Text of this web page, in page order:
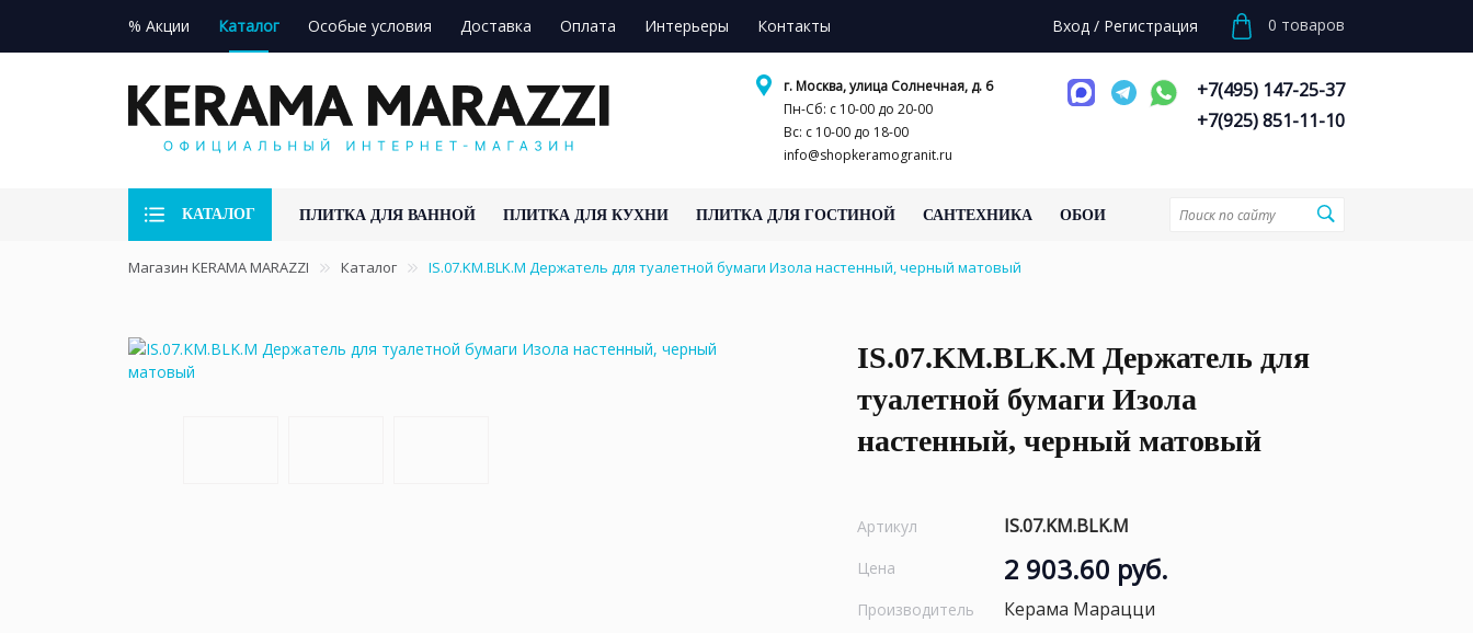
% Акции Каталог Особые условия Доставка Оплата Интерьеры Контакты Вход / Регистрация 0 товаров
г. Москва, улица Солнечная, д. 6
Пн-Сб: с 10-00 до 20-00
Вс: с 10-00 до 18-00
info@shopkeramogranit.ru
+7(495) 147-25-37
+7(925) 851-11-10
КАТАЛОГ ПЛИТКА ДЛЯ ВАННОЙ ПЛИТКА ДЛЯ КУХНИ ПЛИТКА ДЛЯ ГОСТИНОЙ САНТЕХНИКА ОБОИ
Магазин KERAMA MARAZZI Каталог IS.07.KM.BLK.M Держатель для туалетной бумаги Изола настенный, черный матовый
IS.07.KM.BLK.M Держатель для
туалетной бумаги Изола
настенный, черный матовый
Артикул IS.07.KM.BLK.M
Цена 2 903.60 руб.
Производитель Керама Марацци